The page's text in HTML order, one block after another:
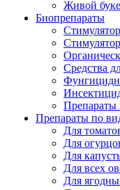
Живой
Биопрепараты
Средства
Препараты
Препараты по
Для
Для
Для
Для всех
Для